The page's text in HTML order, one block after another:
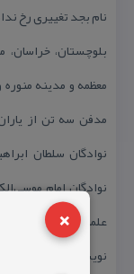
×
نام بجد تغییری رخ
بلوچستان،
معظمه و مدینه
مدفن سه تن از
نوادگان سلطان
نوادگان امام
نویسان فراوان از